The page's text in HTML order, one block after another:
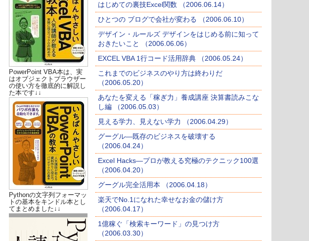
PowerPoint VBA本は、実
はオブジェクトブラウザー
の使い方を徹底的に解説し
た本です↓↓
Pythonの文字列フォーマッ
トの基本をキンドル本とし
てまとめました↓↓
はじめての裏技Excel関数 （2006.06.14）
ひとつの ブログで会社が変わる （2006.06.10）
デザイン・ルールズ デザインをはじめる前に知って
おきたいこと （2006.06.06）
EXCEL VBA 1行コード活用辞典 （2006.05.24）
これまでのビジネスのやり方は終わりだ
（2006.05.20）
あなたを変える「稼ぎ力」養成講座 決算書読みこな
し編 （2006.05.03）
見える学力、見えない学力 （2006.04.29）
グーグル―既存のビジネスを破壊する
（2006.04.24）
Excel Hacks―プロが教える究極のテクニック100選
（2006.04.20）
グーグル完全活用本 （2006.04.18）
楽天でNo.1になれた幸せなお金の儲け方
（2006.04.17）
1億稼ぐ「検索キーワード」の見つけ方
（2006.03.30）